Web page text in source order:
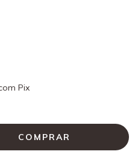
Pix